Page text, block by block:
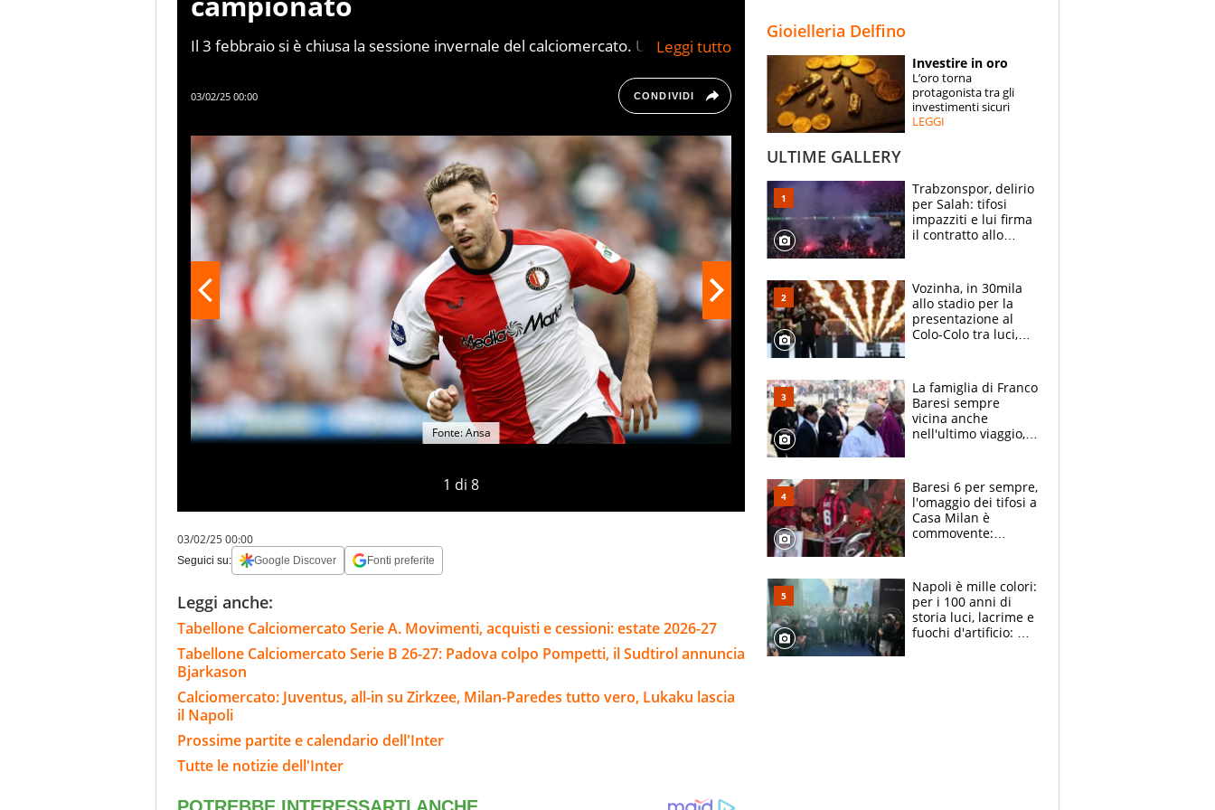
ESPERTI
CONTATTI
Il 3 febbraio si è chiusa la sessione invernale del calciomercato. Una finestra
acquisti e le cessioni messe a segno dalle cosiddette “big” della Serie A.
03/02/25 00:00 CONDIVIDI
1 di 8
Fonte: Ansa
03/02/25 00:00
Seguici su: Google Discover Fonti preferite
Leggi anche:
Tabellone Calciomercato Serie A. Movimenti, acquisti e cessioni: estate 2026-27
Tabellone Calciomercato Serie B 26-27: Padova colpo Pompetti, il Sudtirol annuncia
Bjarkason
Calciomercato: Juventus, all-in su Zirkzee, Milan-Paredes tutto vero, Lukaku lascia
il Napoli
Prossime partite e calendario dell'Inter
Tutte le notizie dell'Inter
Gioielleria Delfino
Investire in oro
L’oro torna
protagonista tra gli
investimenti sicuri
LEGGI
ULTIME GALLERY
Trabzonspor, delirio
per Salah: tifosi
impazziti e lui firma
il contratto allo
Vozinha, in 30mila
allo stadio per la
presentazione al
Colo-Colo tra luci,
La famiglia di Franco
Baresi sempre
vicina anche
nell'ultimo viaggio,
circondati
dall'affetto dei tifosi
Baresi 6 per sempre,
l'omaggio dei tifosi a
Casa Milan è
commovente:
bigliettini
Napoli è mille colori:
per i 100 anni di
storia luci, lacrime e
fuochi d'artificio: De